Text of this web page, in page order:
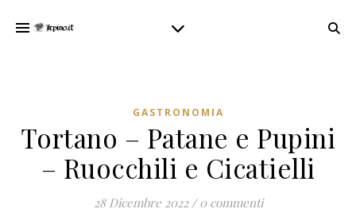
GASTRONOMIA
Tortano – Patane e Pupini
– Ruocchili e Cicatielli
28 Dicembre 2022 / 0 commenti